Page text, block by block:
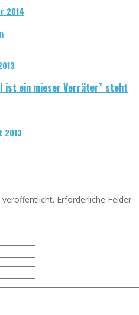
2014
ist ein mieser Verräter” steht
2013
Erforderliche Felder